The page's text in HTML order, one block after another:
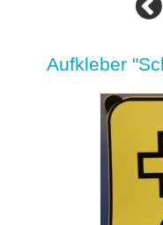
Aufkleber